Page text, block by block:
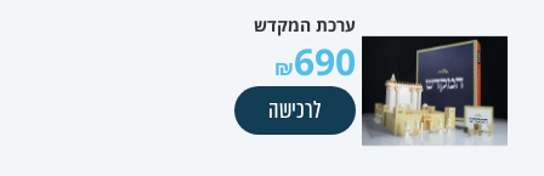
ערכת המקדש
690
לרכישה